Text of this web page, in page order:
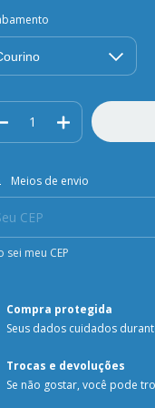
para o CEP:
Meios de envio
sei meu CEP
Compra protegida
Seus dados cuidados
Trocas e devoluções
Se não gostar, você pode